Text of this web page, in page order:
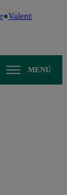
Valentina
MENÚ